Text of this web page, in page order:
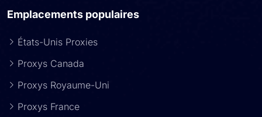
Emplacements populaires
États-Unis Proxies
Proxys Canada
Proxys Royaume-Uni
Proxys France